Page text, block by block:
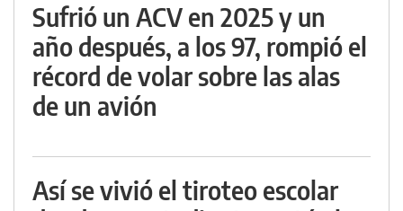
Sufrió un ACV en 2025 y un
año después, a los 97, rompió el
récord de volar sobre las alas
de un avión
Así se vivió el tiroteo escolar